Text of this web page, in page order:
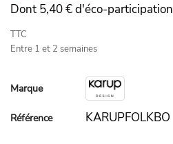
Dont 5,40 € d'éco-participation
TTC
Entre 1 et 2 semaines
Marque
Référence KARUPFOLKBO